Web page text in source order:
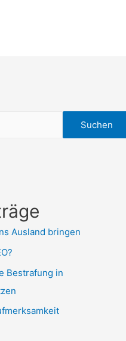
Suchen
Ausland bringen
Bestrafung in